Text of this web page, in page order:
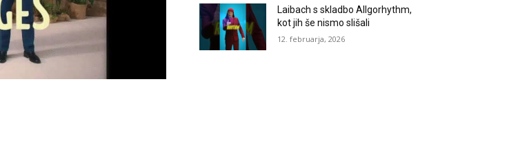
Laibach s skladbo Allgorhythm,
kot jih še nismo slišali
12. februarja, 2026